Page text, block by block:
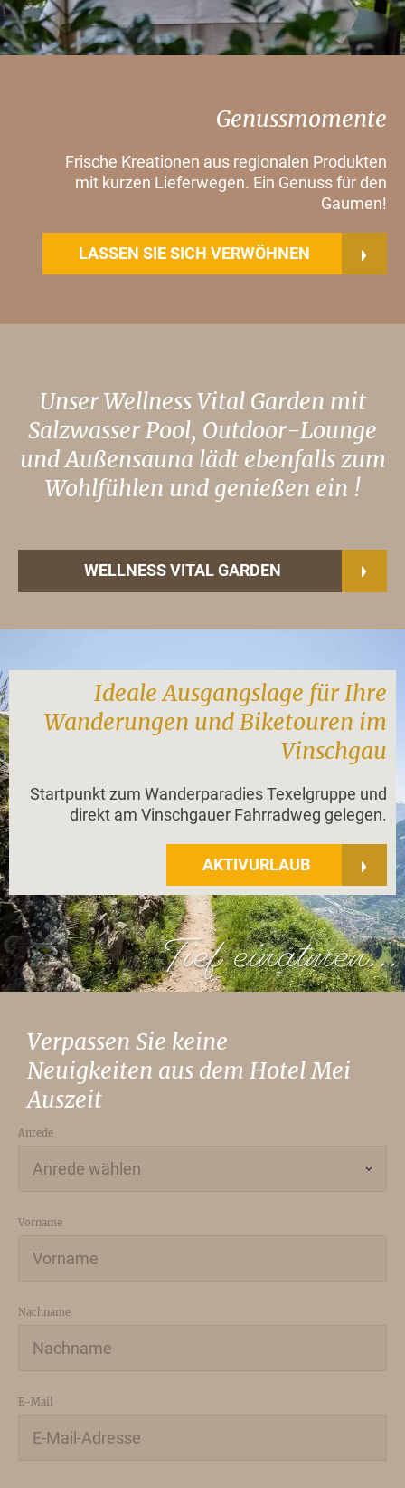
Genussmomente
Frische Kreationen aus regionalen Produkten
mit kurzen Lieferwegen. Ein Genuss für den
Gaumen!
LASSEN SIE SICH VERWÖHNEN
Unser Wellness Vital Garden mit
Salzwasser Pool, Outdoor-Lounge
und Außensauna lädt ebenfalls zum
Wohlfühlen und genießen ein !
WELLNESS VITAL GARDEN
Ideale Ausgangslage für Ihre
Wanderungen und Biketouren im
Vinschgau
Startpunkt zum Wanderparadies Texelgruppe und
direkt am Vinschgauer Fahrradweg gelegen.
AKTIVURLAUB
Verpassen Sie keine
Neuigkeiten aus dem Hotel Mei
Auszeit
Anrede
Vorname
Nachname
E-Mail